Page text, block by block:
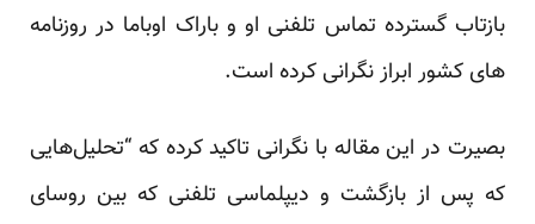
بازتاب گسترده تماس تلفنی او و باراک اوباما در روزنامه
های کشور ابراز نگرانی کرده است.
بصیرت در این مقاله با نگرانی تاکید کرده که “تحلیل‌هایی
که پس از بازگشت و دیپلماسی تلفنی که بین روسای